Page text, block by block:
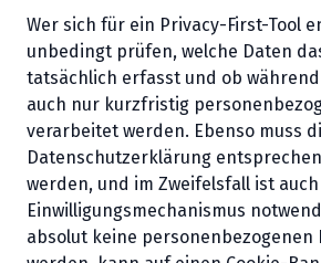
Wer sich für ein Privacy-First-Tool
unbedingt prüfen, welche Daten
tatsächlich erfasst und ob während
auch nur kurzfristig
verarbeitet werden. Ebenso muss
Datenschutzerklärung
werden, und im Zweifelsfall ist
Einwilligungsmechanismus
absolut keine